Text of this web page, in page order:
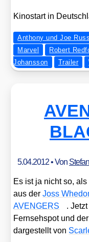
Kino­start in
Anthony und Joe
Marvel
Robert
Johansson
Trailer
5.04.2012• Von
Es ist ja nicht so,
aus derJoss
AVENGERS
.
Fern­seh­spot und
dar­ge­stellt von